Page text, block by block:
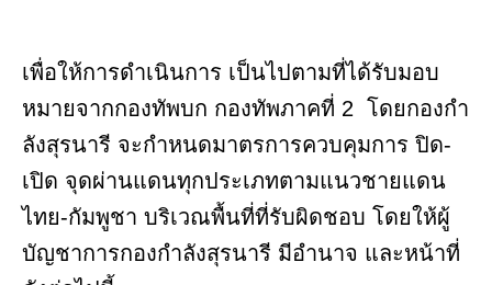
เพื่อให้การดำเนินการ เป็นไปตามที่ได้รับมอบ
หมายจากกองทัพบก กองทัพภาคที่ 2 โดยกองกํา
ลังสุรนารี จะกำหนดมาตรการควบคุมการ ปิด-
เปิด จุดผ่านแดนทุกประเภทตามแนวชายแดน
ไทย-กัมพูชา บริเวณพื้นที่ที่รับผิดชอบ โดยให้ผู้
บัญชาการกองกําลังสุรนารี มีอํานาจ และหน้าที่